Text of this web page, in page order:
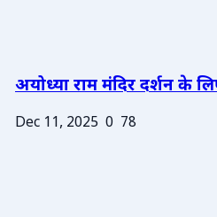
अयोध्या राम मंदिर दर्शन के
Dec 11, 2025 0 78